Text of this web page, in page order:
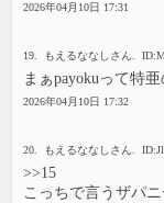
2026年04月10日 17:31
19. もえるななしさん.
まぁpayokuって特
2026年04月10日 17:32
20. もえるななしさん.
>>15
こっちで言うザパ